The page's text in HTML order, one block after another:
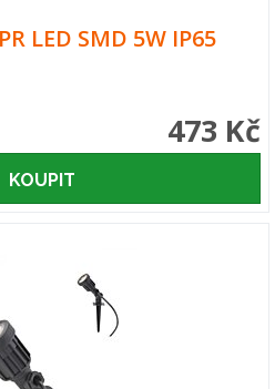
LED SMD 5W IP65
473 Kč
KOUPIT